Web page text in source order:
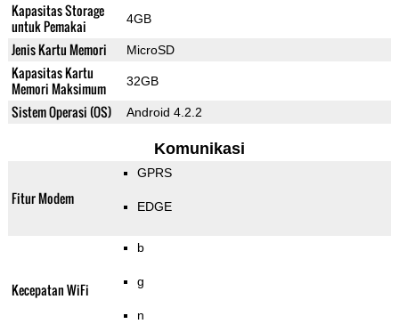
Kapasitas Storage
untuk Pemakai
4GB
Jenis Kartu Memori MicroSD
Kapasitas Kartu
Memori Maksimum
32GB
Sistem Operasi (OS) Android 4.2.2
Komunikasi
Fitur Modem
GPRS
EDGE
Kecepatan WiFi
b
g
n